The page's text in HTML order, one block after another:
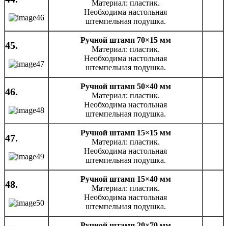
Материал: пластик.
Необходима настольная
штемпельная подушка.
45.
Ручной штамп 70×15 мм
Материал: пластик.
Необходима настольная
штемпельная подушка.
46.
Ручной штамп 50×40 мм
Материал: пластик.
Необходима настольная
штемпельная подушка.
47.
Ручной штамп 15×15 мм
Материал: пластик.
Необходима настольная
штемпельная подушка.
48.
Ручной штамп 15×40 мм
Материал: пластик.
Необходима настольная
штемпельная подушка.